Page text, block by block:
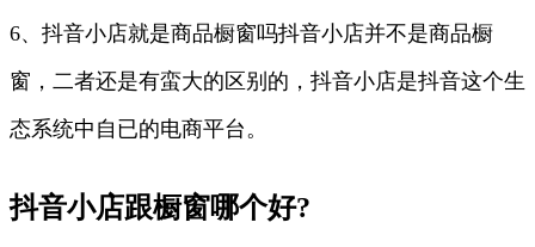
6、抖音小店就是商品橱窗吗抖音小店并不是商品橱
窗，二者还是有蛮大的区别的，抖音小店是抖音这个生
态系统中自已的电商平台。
抖音小店跟橱窗哪个好?